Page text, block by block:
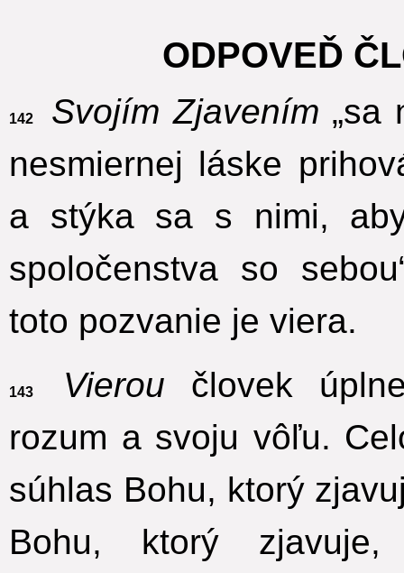
ODPOVEĎ
142 Svojím Zjavením „sa
nesmiernej láske
a stýka sa s nimi,
spoločenstva so
toto pozvanie je viera.
143 Vierou človek
rozum a svoju vôľu.
súhlas Bohu, ktorý
Bohu, ktorý